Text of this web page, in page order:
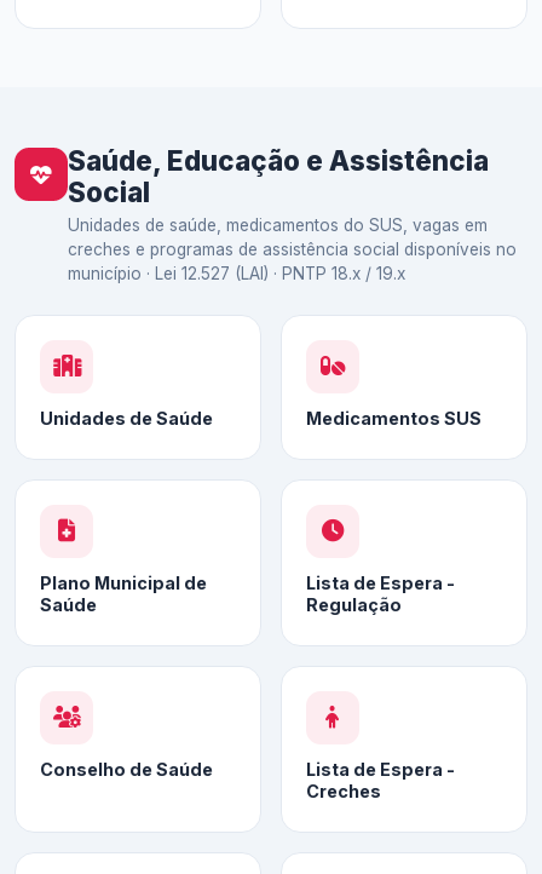
Saúde, Educação e Assistência
Social
Unidades de saúde, medicamentos do SUS, vagas em
creches e programas de assistência social disponíveis no
município · Lei 12.527 (LAI) · PNTP 18.x / 19.x
Unidades de Saúde Medicamentos SUS
Plano Municipal de
Saúde
Lista de Espera -
Regulação
Conselho de Saúde
Lista de Espera -
Creches